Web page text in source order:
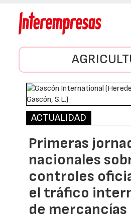
ACTUALIDAD
Primeras
nacionales
controles
el tráfico
de mercancías